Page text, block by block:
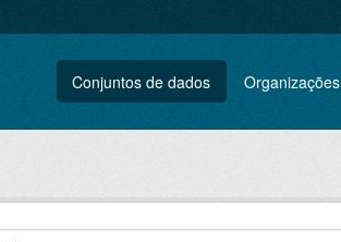
Conjuntos de dados Organizações